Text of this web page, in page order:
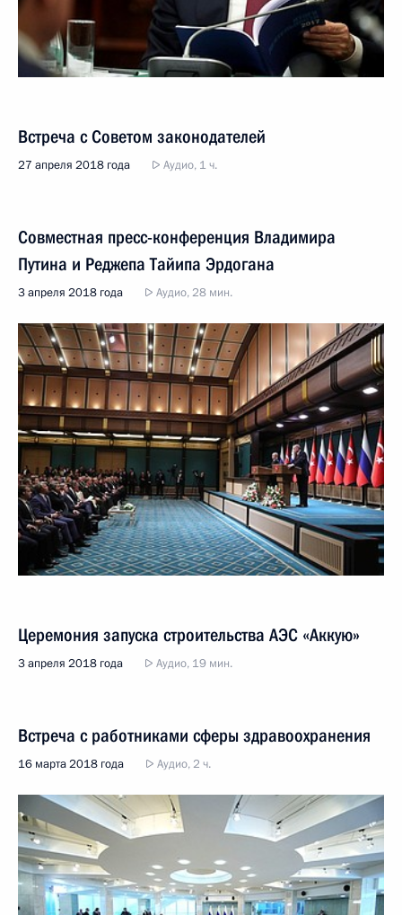
Встреча с Советом законодателей
27 апреля 2018 года Аудио, 1 ч.
Совместная пресс-конференция Владимира
Путина и Реджепа Тайипа Эрдогана
3 апреля 2018 года Аудио, 28 мин.
Церемония запуска строительства АЭС «Аккую»
3 апреля 2018 года Аудио, 19 мин.
Встреча с работниками сферы здравоохранения
16 марта 2018 года Аудио, 2 ч.